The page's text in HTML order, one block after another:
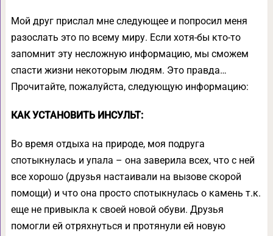
Мой друг прислал мне следующее и попросил меня
разослать это по всему миру. Если хотя-бы кто-то
запомнит эту несложную информацию, мы сможем
спасти жизни некоторым людям. Это правда…
Прочитайте, пожалуйста, следующую информацию:
КАК УСТАНОВИТЬ ИНСУЛЬТ:
Во время отдыха на природе, моя подруга
спотыкнулась и упала – она заверила всех, что с ней
все хорошо (друзья настаивали на вызове скорой
помощи) и что она просто спотыкнулась о камень т.к.
еще не привыкла к своей новой обуви. Друзья
помогли ей отряхнуться и протянули ей новую